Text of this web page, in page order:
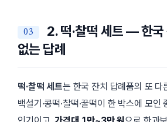
2. 떡·찰떡 세트 — 한국
없는 답례
떡·찰떡 세트는 한국 잔치 답례품의 또 다
백설기·콩떡·찰떡·꿀떡이 한 박스에 모인